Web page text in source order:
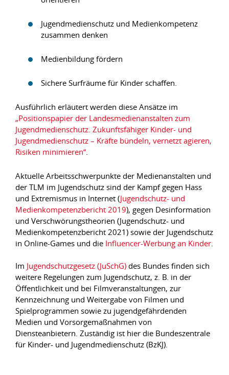
Jugendmedienschutz und Medienkompetenz
zusammen denken
Medienbildung fördern
Sichere Surfräume für Kinder schaffen.
Ausführlich erläutert werden diese Ansätze im
„Positionspapier der Landesmedienanstalten zum
Jugendmedienschutz. Zukunftsfähiger Kinder- und
Jugendmedienschutz – Kräfte bündeln, vernetzt agieren,
Risiken minimieren“.
Aktuelle Arbeitsschwerpunkte der Medienanstalten und
der TLM im Jugendschutz sind der Kampf gegen Hass
und Extremismus in Internet (Jugendschutz- und
Medienkompetenzbericht 2019), gegen Desinformation
und Verschwörungstheorien (Jugendschutz- und
Medienkompetenzbericht 2021) sowie der Jugendschutz
in Online-Games und die Influencer-Werbung an Kinder.
Im Jugendschutzgesetz (JuSchG) des Bundes finden sich
weitere Regelungen zum Jugendschutz, z. B. in der
Öffentlichkeit und bei Filmveranstaltungen, zur
Kennzeichnung und Weitergabe von Filmen und
Spielprogrammen sowie zu jugendgefährdenden
Medien und Vorsorgemaßnahmen von
Diensteanbietern. Zuständig ist hier die Bundeszentrale
für Kinder- und Jugendmedienschutz (BzKJ).